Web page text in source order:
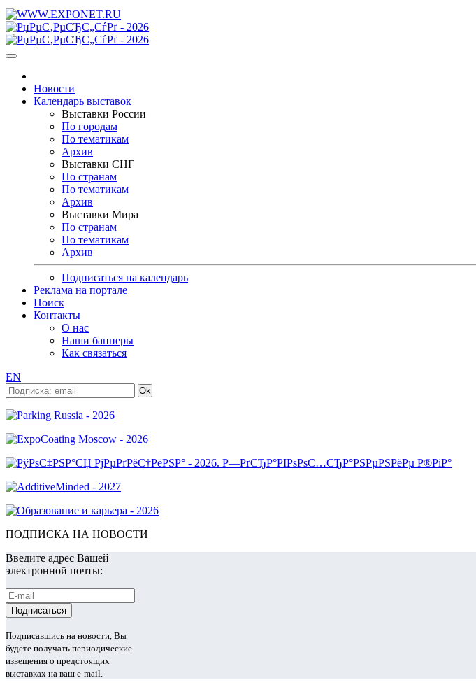
Новости
Календарь выставок
Выставки России
По городам
По тематикам
Архив
Выставки СНГ
По странам
По тематикам
Архив
Выставки Мира
По странам
По тематикам
Архив
Подписаться на календарь
Реклама на портале
Поиск
Контакты
О нас
Наши баннеры
Как связаться
EN
ПОДПИСКА НА НОВОСТИ
Введите адрес Вашей
электронной почты:
Подписавшись на новости, Вы
будете получать периодические
извещения о предстоящих
выставках на ваш e-mail.